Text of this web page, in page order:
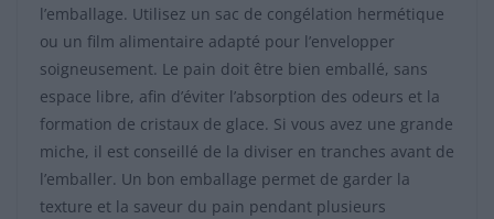
l’emballage. Utilisez un sac de congélation hermétique
ou un film alimentaire adapté pour l’envelopper
soigneusement. Le pain doit être bien emballé, sans
espace libre, afin d’éviter l’absorption des odeurs et la
formation de cristaux de glace. Si vous avez une grande
miche, il est conseillé de la diviser en tranches avant de
l’emballer. Un bon emballage permet de garder la
texture et la saveur du pain pendant plusieurs